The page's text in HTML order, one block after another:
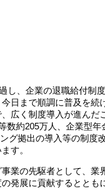
し、企業の退職給付制
日まで順調に普及を続
広く制度導入が進んだ
数約205万人、企業型年
グ拠出の導入等の制度
す。
業の先駆者として、業
発展に貢献するととも